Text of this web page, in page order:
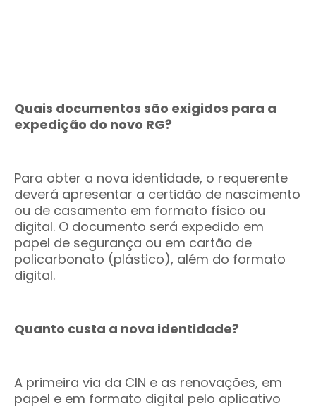
Quais documentos são exigidos para a
expedição do novo RG?
Para obter a nova identidade, o requerente
deverá apresentar a certidão de nascimento
ou de casamento em formato físico ou
digital. O documento será expedido em
papel de segurança ou em cartão de
policarbonato (plástico), além do formato
digital.
Quanto custa a nova identidade?
A primeira via da CIN e as renovações, em
papel e em formato digital pelo aplicativo